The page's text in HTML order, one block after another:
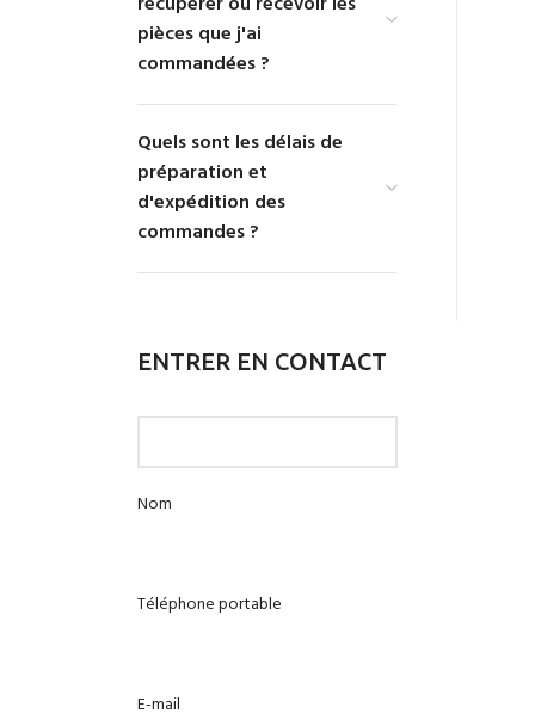
pièces que j'ai
commandées ?
Quels sont les délais de
préparation et
d'expédition des
commandes ?
ENTRER EN CONTACT
Nom
Téléphone portable
E-mail